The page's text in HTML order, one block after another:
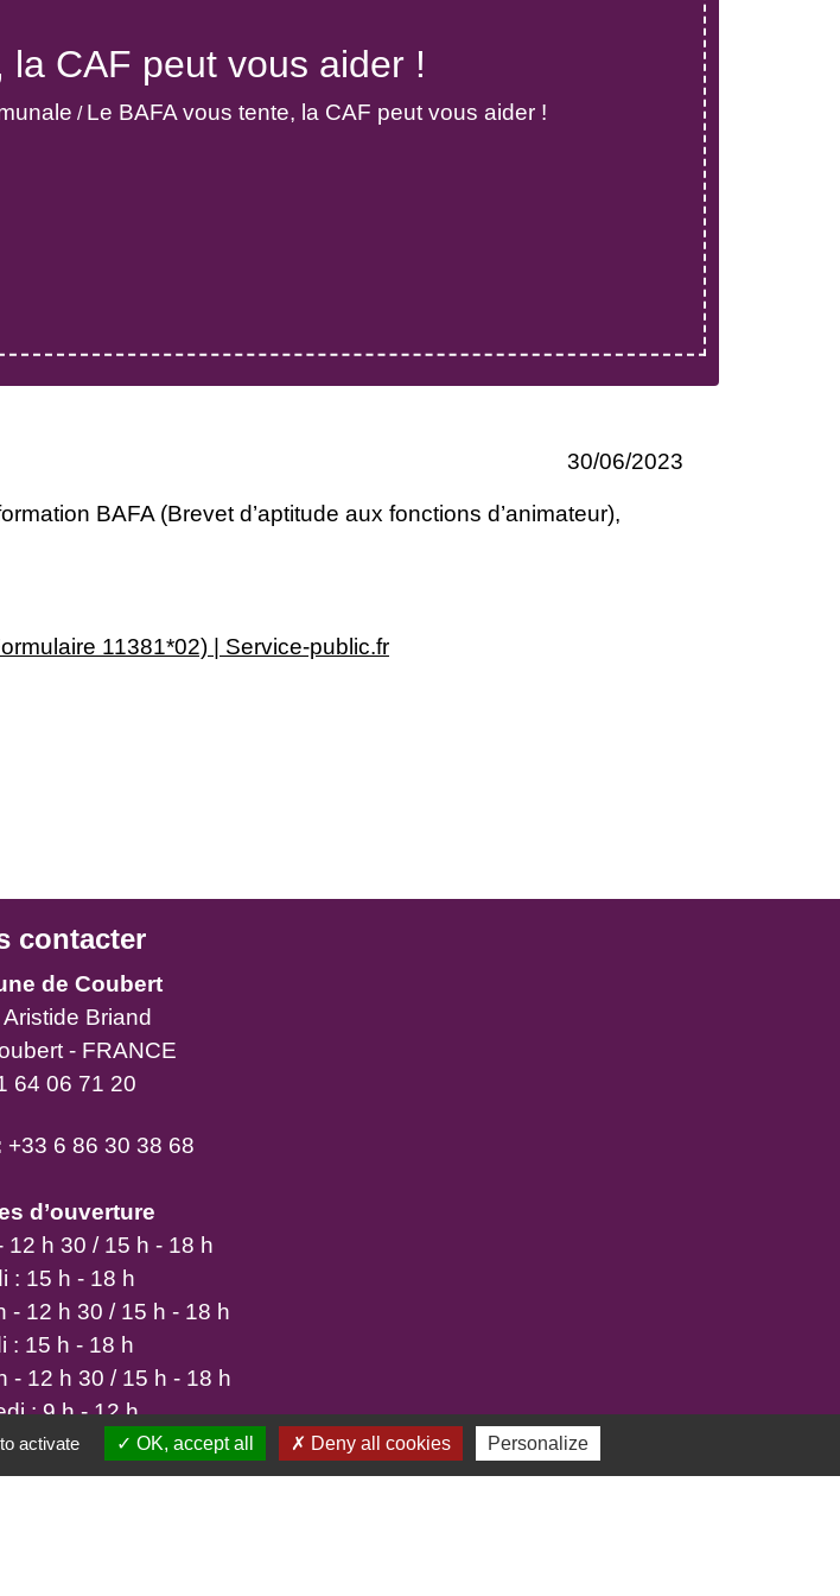
la CAF peut vous aider !
/ Le BAFA vous tente, la CAF peut vous aider !
30/06/2023
BAFA (Brevet d’aptitude aux fonctions d’animateur),
11381*02) | Service-public.fr
contacter
de Coubert
Briand
- FRANCE
64 06 71 20
+33 6 86 30 38 68
d’ouverture
12 h 30 / 15 h - 18 h
: 15 h - 18 h
- 12 h 30 / 15 h - 18 h
: 15 h - 18 h
- 12 h 30 / 15 h - 18 h
: 9 h - 12 h
activate OK, accept all Deny all cookies Personalize